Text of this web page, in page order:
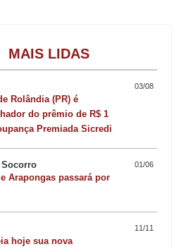
MAIS LIDAS
03/08
Rolândia (PR) é
de R$ 1
Premiada Sicredi
01/06
Arapongas passará por
11/11
hoje sua nova